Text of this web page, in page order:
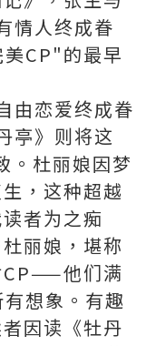
情人终成眷
CP"的最早
由恋爱终成眷
亭》则将这
。杜丽娘因梦
，这种超越
者为之痴
丽娘，堪称
CP——他们满
想象。有趣
因读《牡丹